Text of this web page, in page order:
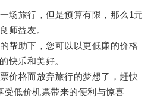
旅行，但是预算有限，那么1元
师益友。
助下，您可以以更低廉的价格
快乐和美好。
格而放弃旅行的梦想了，赶快
受低价机票带来的便利与惊喜